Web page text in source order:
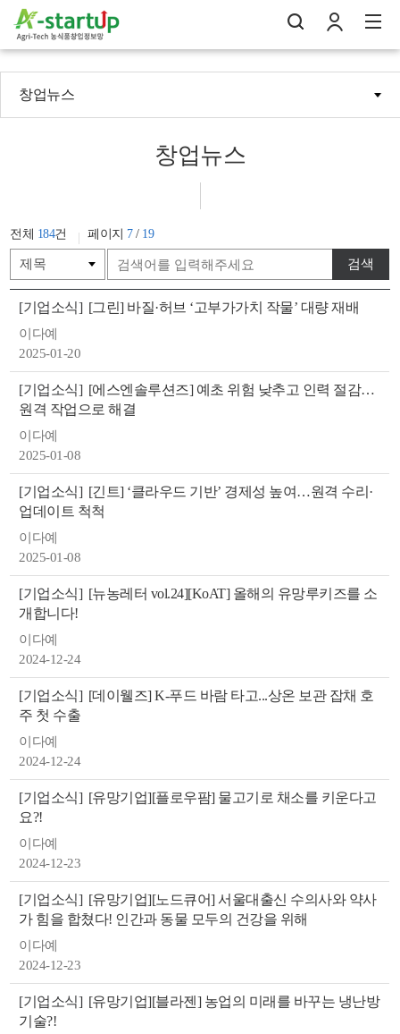
창 인 메
창업뉴스
창업뉴스
전체 184건 페이지 7/ 19
검색
[기업소식] [그린] 바질·허브 ‘고부가가치 작물’ 대량 재배
이다예
2025-01-20
[기업소식] [에스엔솔루션즈] 예초 위험 낮추고 인력 절감…
원격 작업으로 해결
이다예
2025-01-08
[기업소식] [긴트] ‘클라우드 기반’ 경제성 높여…원격 수리·
업데이트 척척
이다예
2025-01-08
[기업소식] [뉴농레터 vol.24][KoAT] 올해의 유망루키즈를 소
개합니다!
이다예
2024-12-24
[기업소식] [데이웰즈] K-푸드 바람 타고...상온 보관 잡채 호
주 첫 수출
이다예
2024-12-24
[기업소식] [유망기업][플로우팜] 물고기로 채소를 키운다고
요?!
이다예
2024-12-23
[기업소식] [유망기업][노드큐어] 서울대출신 수의사와 약사
가 힘을 합쳤다! 인간과 동물 모두의 건강을 위해
이다예
2024-12-23
[기업소식] [유망기업][블라젠] 농업의 미래를 바꾸는 냉난방
기술?!